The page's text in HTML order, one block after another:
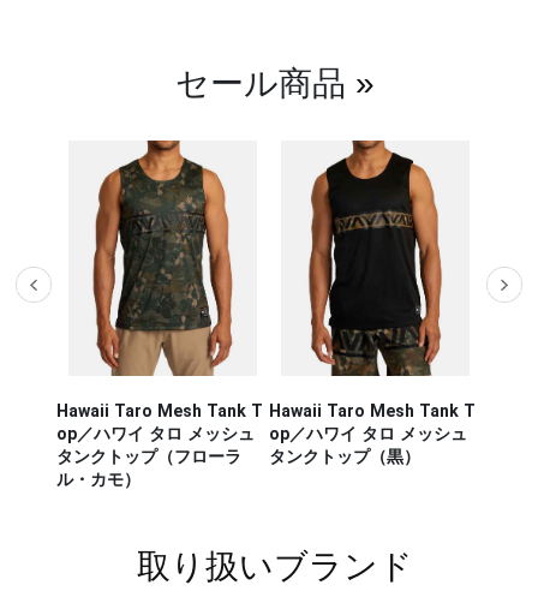
セール商品 »
Tank T Hawaii Taro Mesh Tank T
op／ハワイ タロ メッシュ
タンクトップ（黒）
Hawaii Sport Vent Muscle
Rashgurds Tank／ハワイ
スポーツ ヴェント マッスル
取り扱いブランド